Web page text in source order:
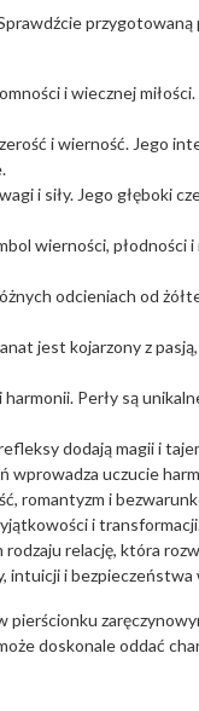
przygotowaną
i wiecznej
i wierność. Jego
i siły. Jego głęboki
wierności, płodności
odcieniach od
jest kojarzony z
Perły są
dodają magii i
uczucie
romantyzm i
i
relację, która
intuicji i bezpieczeństwa
pierścionku
doskonale oddać